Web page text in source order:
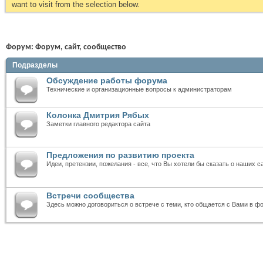
want to visit from the selection below.
Форум: Форум, сайт, сообщество
Подразделы
Обсуждение работы форума
Технические и организационные вопросы к администраторам
Колонка Дмитрия Рябых
Заметки главного редактора сайта
Предложения по развитию проекта
Идеи, претензии, пожелания - все, что Вы хотели бы сказать о наших
Встречи сообщества
Здесь можно договориться о встрече с теми, кто общается с Вами в